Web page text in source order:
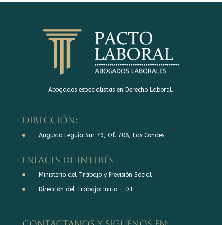
Abogados especialistas en Derecho Laboral.
DIRECCIÓN:
Augusto Leguia Sur 79, Of. 708, Las Condes.
Enlaces de interés
Ministerio del Trabajo y Previsión Social
Dirección del Trabajo: Inicio - DT